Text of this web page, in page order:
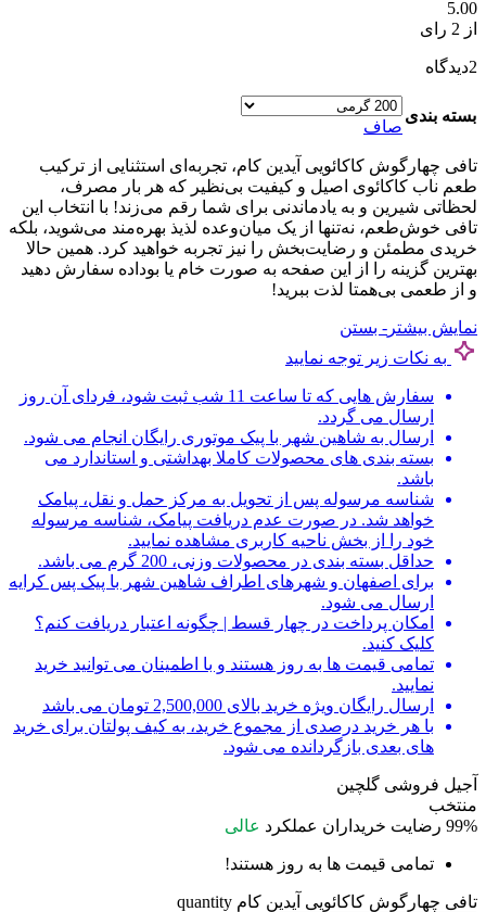
5.00
از 2 رای
2دیدگاه
بسته بندی
صاف
تافی چهارگوش کاکائویی آیدین کام، تجربه‌ای استثنایی از ترکیب
طعم ناب کاکائوی اصیل و کیفیت بی‌نظیر که هر بار مصرف،
لحظاتی شیرین و به یادماندنی برای شما رقم می‌زند! با انتخاب این
تافی خوش‌طعم، نه‌تنها از یک میان‌وعده لذیذ بهره‌مند می‌شوید، بلکه
خریدی مطمئن و رضایت‌بخش را نیز تجربه خواهید کرد. همین حالا
بهترین گزینه را از این صفحه به صورت خام یا بوداده سفارش دهید
و از طعمی بی‌همتا لذت ببرید!
نمایش بیشتر - بستن
به نکات زیر توجه نمایید
سفارش هایی که تا ساعت 11 شب ثبت شود، فردای آن روز
ارسال می گردد.
ارسال به شاهین شهر با پیک موتوری رایگان انجام می شود.
بسته بندی های محصولات کاملا بهداشتی و استاندارد می
باشد.
شناسه مرسوله پس از تحویل به مرکز حمل و نقل، پیامک
خواهد شد. در صورت عدم دریافت پیامک، شناسه مرسوله
خود را از بخش ناحیه کاربری مشاهده نمایید.
حداقل بسته بندی در محصولات وزنی، 200 گرم می باشد.
برای اصفهان و شهرهای اطراف شاهین شهر با پیک پس کرایه
ارسال می شود.
امکان پرداخت در چهار قسط | چگونه اعتبار دریافت کنم؟
کلیک کنید.
تمامی قیمت ها به روز هستند و با اطمینان می توانید خرید
نمایید.
ارسال رایگان ویژه خرید بالای 2,500,000 تومان می باشد
با هر خرید درصدی از مجموع خرید، به کیف پولتان برای خرید
های بعدی بازگردانده می شود.
آجیل فروشی گلچین
منتخب
99% رضایت خریداران عملکرد عالی
تمامی قیمت ها به روز هستند!
تافی چهارگوش کاکائویی آیدین کام quantity